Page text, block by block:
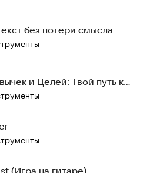
без потери смысла
и Целей: Твой путь к
(Игра на гитаре)